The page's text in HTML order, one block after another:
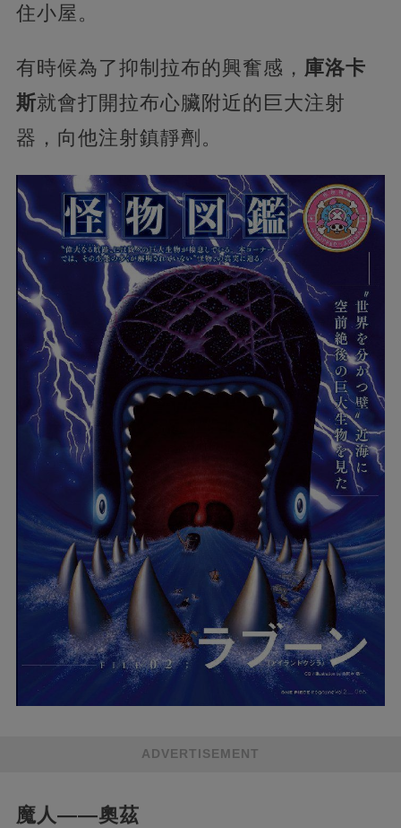
住小屋。
有時候為了抑制拉布的興奮感， 庫洛卡
斯就會打開拉布心臟附近的巨大注射
器，向他注射鎮靜劑。
ADVERTISEMENT
魔人——奧茲